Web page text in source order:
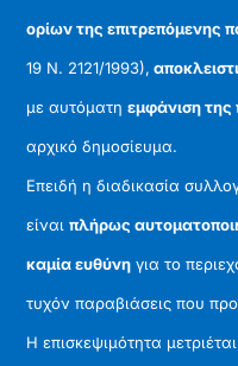
ορίων της
19 Ν. 2121/1993),
με αυτόματηεμφάνιση της
αρχικό δημοσίευμα.
Επειδή η διαδικασία
είναιπλήρως
καμία ευθύνη για το
τυχόν παραβιάσεις που
Η επισκεψιμότητα